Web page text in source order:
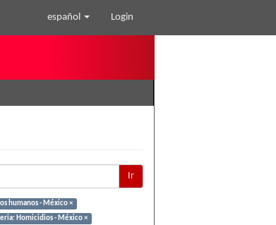
español Login
Ir
humanos - México ×
Homicidios - México ×